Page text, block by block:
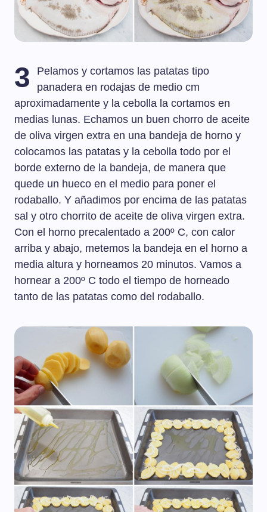
3
Pelamos y cortamos las patatas tipo
panadera en rodajas de medio cm
aproximadamente y la cebolla la cortamos en
medias lunas. Echamos un buen chorro de aceite
de oliva virgen extra en una bandeja de horno y
colocamos las patatas y la cebolla todo por el
borde externo de la bandeja, de manera que
quede un hueco en el medio para poner el
rodaballo. Y añadimos por encima de las patatas
sal y otro chorrito de aceite de oliva virgen extra.
Con el horno precalentado a 200º C, con calor
arriba y abajo, metemos la bandeja en el horno a
media altura y horneamos 20 minutos. Vamos a
hornear a 200º C todo el tiempo de horneado
tanto de las patatas como del rodaballo.